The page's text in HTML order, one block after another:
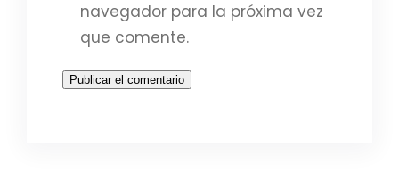
navegador para la próxima vez
que comente.